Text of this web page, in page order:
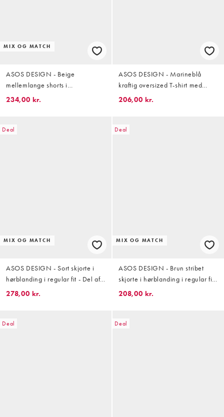
MIX OG MATCH
ASOS DESIGN - Beige
mellemlange shorts i
bomuldstwill - Del af sæt
234,00 kr.
ASOS DESIGN - Marineblå
kraftig oversized T-shirt med
metallisk tekstdetalje - Del af sæt
206,00 kr.
Deal
MIX OG MATCH
ASOS DESIGN - Sort skjorte i
hørblanding i regular fit - Del af
sæt
278,00 kr.
Deal
MIX OG MATCH
ASOS DESIGN - Brun stribet
skjorte i hørblanding i regular fit
- Del af sæt
208,00 kr.
Deal Deal